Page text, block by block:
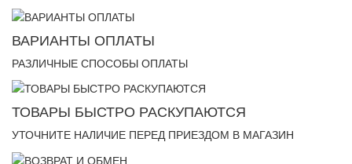
ВАРИАНТЫ ОПЛАТЫ
РАЗЛИЧНЫЕ СПОСОБЫ ОПЛАТЫ
ТОВАРЫ БЫСТРО РАСКУПАЮТСЯ
УТОЧНИТЕ НАЛИЧИЕ ПЕРЕД ПРИЕЗДОМ В МАГАЗИН